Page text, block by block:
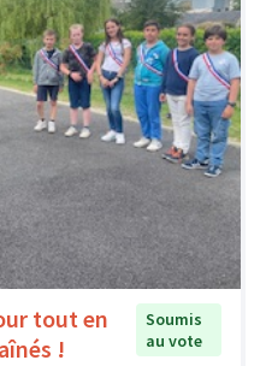
tout en
!
Soumis
au vote